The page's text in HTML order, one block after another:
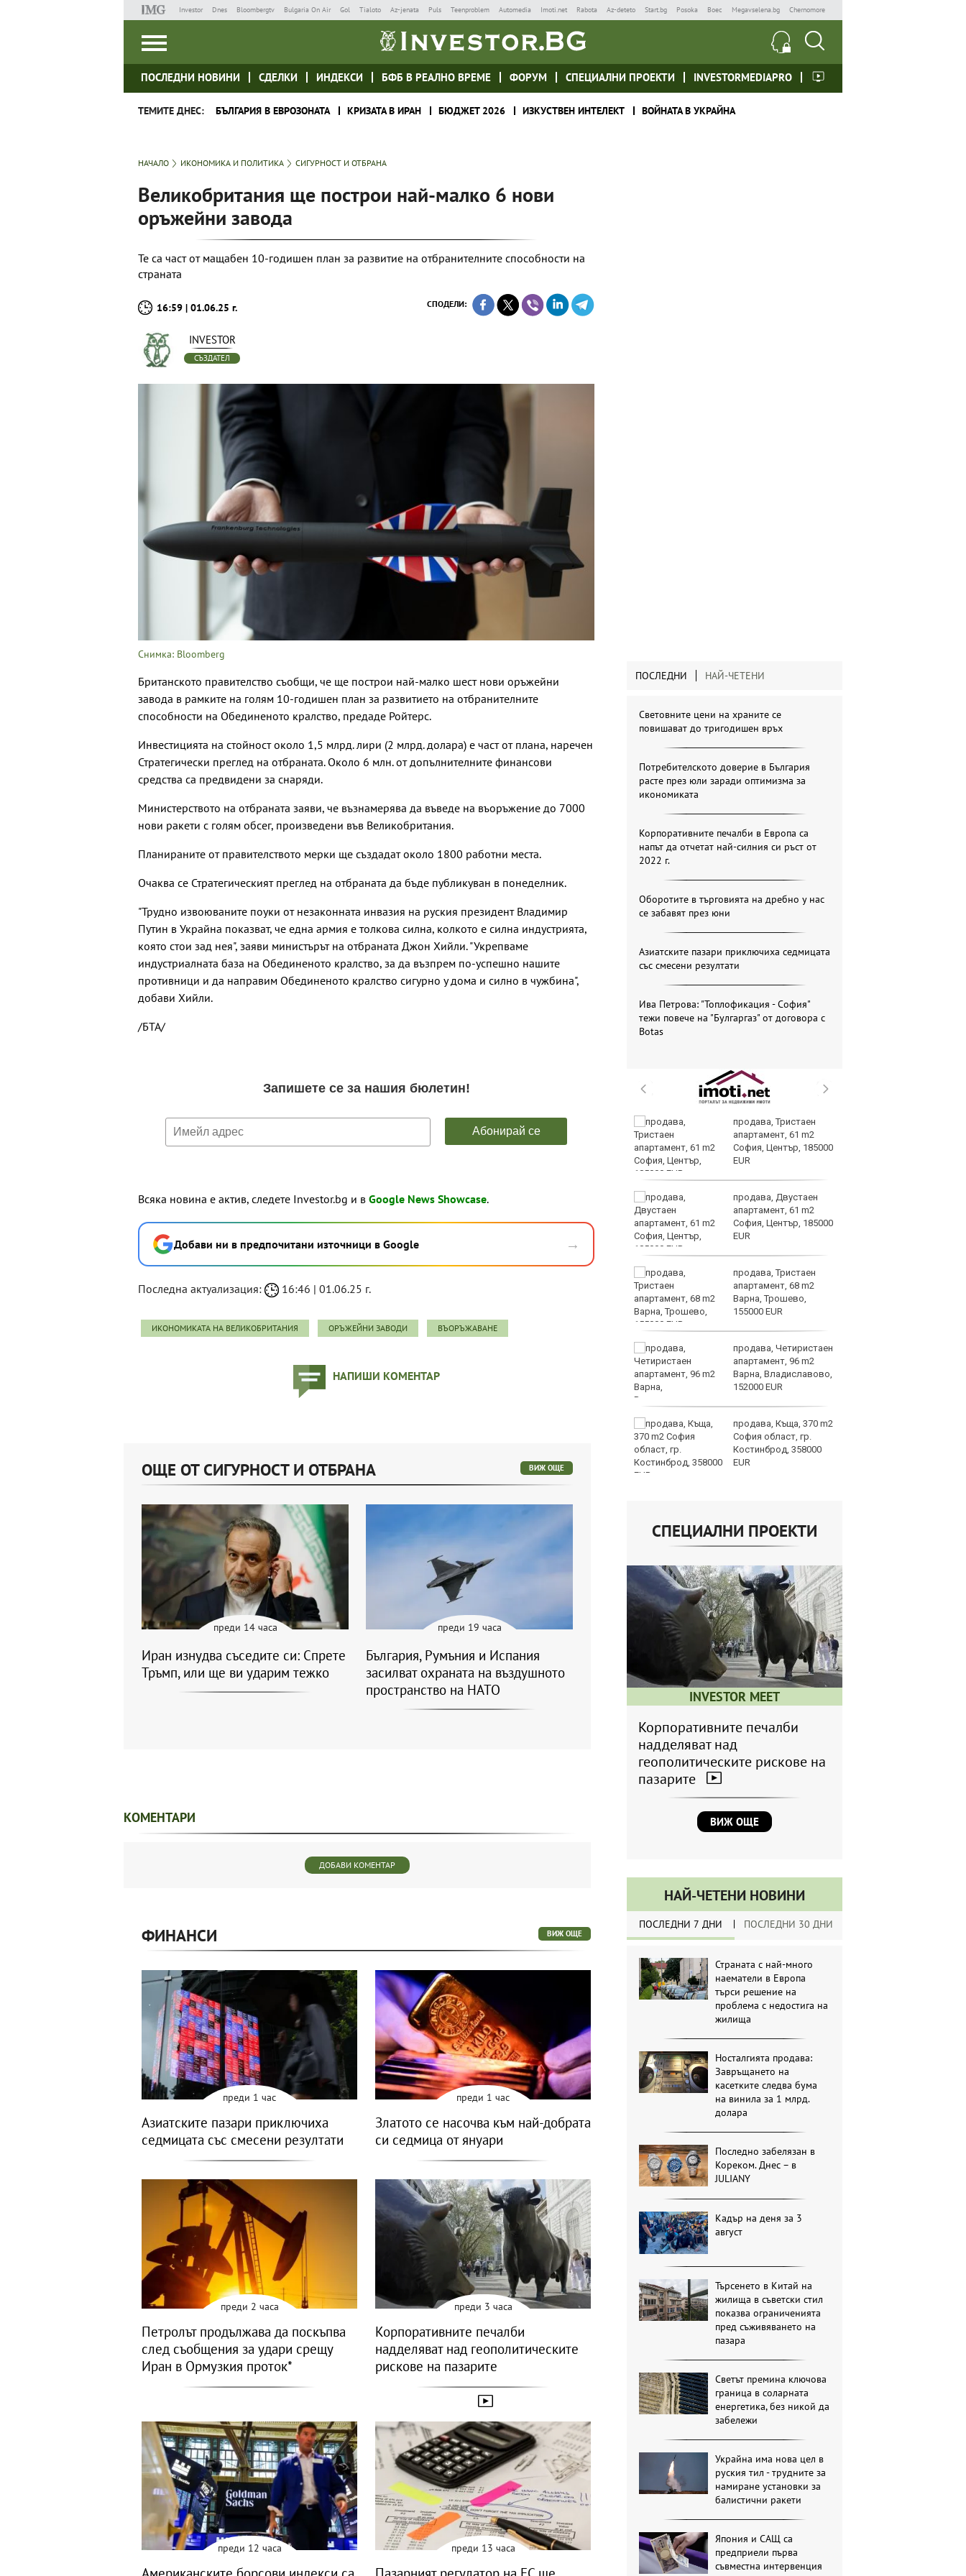
Investor Dnes Bloombergtv Bulgaria On Air Gol Tialoto Az-jenata Puls Teenproblem Automedia Imoti.net Rabota Az-deteto Start.bg Posoka Boec Megavselena.bg Chernomore
ПОСЛЕДНИ НОВИНИ СДЕЛКИ ИНДЕКСИ БФБ В РЕАЛНО ВРЕМЕ ФОРУМ СПЕЦИАЛНИ ПРОЕКТИ INVESTORMEDIAPRO
ТЕМИТЕ ДНЕС: БЪЛГАРИЯ В ЕВРОЗОНАТА КРИЗАТА В ИРАН БЮДЖЕТ 2026 ИЗКУСТВЕН ИНТЕЛЕКТ ВОЙНАТА В УКРАЙНА
НАЧАЛО ИКОНОМИКА И ПОЛИТИКА СИГУРНОСТ И ОТБРАНА
Великобритания ще построи най-малко 6 нови
оръжейни завода
Те са част от мащабен 10-годишен план за развитие на отбранителните способности на
страната
16:59 | 01.06.25 г. СПОДЕЛИ:
INVESTOR
СЪЗДАТЕЛ
Снимка: Bloomberg
Британското правителство съобщи, че ще построи най-малко шест нови оръжейни
завода в рамките на голям 10-годишен план за развитието на отбранителните
способности на Обединеното кралство, предаде Ройтерс.
Инвестицията на стойност около 1,5 млрд. лири (2 млрд. долара) е част от плана, наречен
Стратегически преглед на отбраната. Около 6 млн. от допълнителните финансови
средства са предвидени за снаряди.
Министерството на отбраната заяви, че възнамерява да въведе на въоръжение до 7000
нови ракети с голям обсег, произведени във Великобритания.
Планираните от правителството мерки ще създадат около 1800 работни места.
Очаква се Стратегическият преглед на отбраната да бъде публикуван в понеделник.
"Трудно извоюваните поуки от незаконната инвазия на руския президент Владимир
Путин в Украйна показват, че една армия е толкова силна, колкото е силна индустрията,
която стои зад нея", заяви министърът на отбраната Джон Хийли. "Укрепваме
индустриалната база на Обединеното кралство, за да възпрем по-успешно нашите
противници и да направим Обединеното кралство сигурно у дома и силно в чужбина",
добави Хийли.
/БТА/
Всяка новина е актив, следете Investor.bg и в Google News Showcase.
Добави ни в предпочитани източници в Google →
Последна актуализация: 16:46 | 01.06.25 г.
ИКОНОМИКАТА НА ВЕЛИКОБРИТАНИЯ ОРЪЖЕЙНИ ЗАВОДИ ВЪОРЪЖАВАНЕ
НАПИШИ КОМЕНТАР
ПОСЛЕДНИ НАЙ-ЧЕТЕНИ
Световните цени на храните се
повишават до тригодишен връх
Потребителското доверие в България
расте през юли заради оптимизма за
икономиката
Корпоративните печалби в Европа са
напът да отчетат най-силния си ръст от
2022 г.
Оборотите в търговията на дребно у нас
се забавят през юни
Азиатските пазари приключиха седмицата
със смесени резултати
Ива Петрова: "Топлофикация - София"
тежи повече на "Булгаргаз" от договора с
Botas
Пускат нови 66
спътника в ниска
околоземна орбита
свинете във
продава, Тристаен
апартамент, 61 m2
София, Център, 185000
EUR
продава, Двустаен
апартамент, 61 m2
София, Център, 185000
EUR
продава, Тристаен
апартамент, 68 m2
Варна, Трошево,
155000 EUR
продава, Четиристаен
апартамент, 96 m2
Варна, Владиславово,
152000 EUR
продава, Къща, 370 m2
София област, гр.
Костинброд, 358000
EUR
СПЕЦИАЛНИ ПРОЕКТИ
INVESTOR MEET
Корпоративните печалби
надделяват над
геополитическите рискове на
пазарите
ВИЖ ОЩЕ
НАЙ-ЧЕТЕНИ НОВИНИ
ПОСЛЕДНИ 7 ДНИ ПОСЛЕДНИ 30 ДНИ
Страната с най-много
наематели в Европа
търси решение на
проблема с недостига на
жилища
Носталгията продава:
Завръщането на
касетките следва бума
на винила за 1 млрд.
долара
Последно забелязан в
Кореком. Днес – в
JULIANY
Кадър на деня за 3
август
Търсенето в Китай на
жилища в съветски стил
показва ограниченията
пред съживяването на
пазара
Светът премина ключова
граница в соларната
енергетика, без никой да
забележи
Украйна има нова цел в
руския тил - трудните за
намиране установки за
балистични ракети
Япония и САЩ са
предприели първа
съвместна интервенция
ОЩЕ ОТ СИГУРНОСТ И ОТБРАНА ВИЖ ОЩЕ
преди 14 часа
Иран изнудва съседите си: Спрете
Тръмп, или ще ви ударим тежко
преди 19 часа
България, Румъния и Испания
засилват охраната на въздушното
пространство на НАТО
КОМЕНТАРИ
ДОБАВИ КОМЕНТАР
ФИНАНСИ ВИЖ ОЩЕ
преди 1 час
Азиатските пазари приключиха
седмицата със смесени резултати
преди 1 час
Златото се насочва към най-добрата
си седмица от януари
преди 2 часа
Петролът продължава да поскъпва
след съобщения за удари срещу
Иран в Ормузкия проток*
преди 3 часа
Корпоративните печалби
надделяват над геополитическите
рискове на пазарите
преди 12 часа преди 13 часа